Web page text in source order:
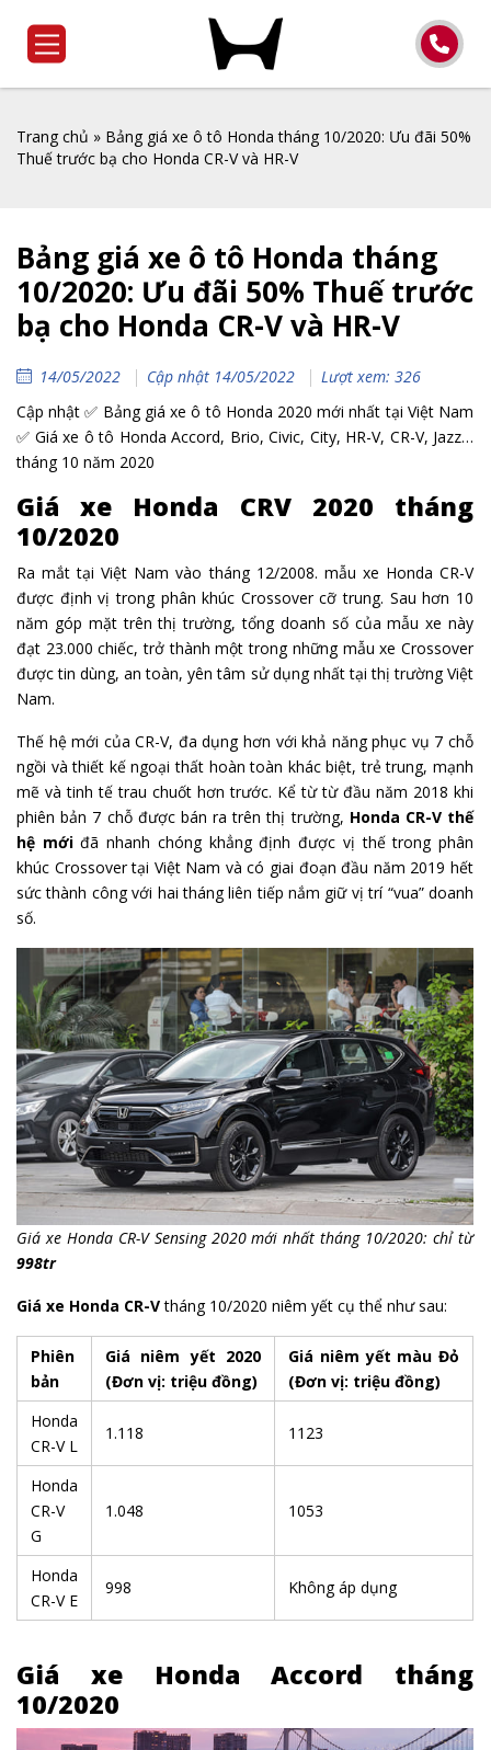
Trang chủ » Bảng giá xe ô tô Honda tháng 10/2020: Ưu đãi 50%
Thuế trước bạ cho Honda CR-V và HR-V
Bảng giá xe ô tô Honda tháng
10/2020: Ưu đãi 50% Thuế trước
bạ cho Honda CR-V và HR-V
14/05/2022 Cập nhật 14/05/2022
Lượt xem: 326
Cập nhật ✅ Bảng giá xe ô tô Honda 2020 mới nhất tại Việt Nam
✅ Giá xe ô tô Honda Accord, Brio, Civic, City, HR-V, CR-V, Jazz…
tháng 10 năm 2020
Giá xe Honda CRV 2020 tháng
10/2020
Ra mắt tại Việt Nam vào tháng 12/2008. mẫu xe Honda CR-V
được định vị trong phân khúc Crossover cỡ trung. Sau hơn 10
năm góp mặt trên thị trường, tổng doanh số của mẫu xe này
đạt 23.000 chiếc, trở thành một trong những mẫu xe Crossover
được tin dùng, an toàn, yên tâm sử dụng nhất tại thị trường Việt
Nam.
Thế hệ mới của CR-V, đa dụng hơn với khả năng phục vụ 7 chỗ
ngồi và thiết kế ngoại thất hoàn toàn khác biệt, trẻ trung, mạnh
mẽ và tinh tế trau chuốt hơn trước. Kể từ từ đầu năm 2018 khi
phiên bản 7 chỗ được bán ra trên thị trường, Honda CR-V thế
hệ mớiđã nhanh chóng khẳng định được vị thế trong phân
khúc Crossover tại Việt Nam và có giai đoạn đầu năm 2019 hết
sức thành công với hai tháng liên tiếp nắm giữ vị trí “vua” doanh
số.
Giá xe Honda CR-V Sensing 2020 mới nhất tháng 10/2020: chỉ từ
998tr
Giá xe Honda CR-Vtháng 10/2020 niêm yết cụ thể như sau:
Phiên
bản
Giá niêm yết 2020
(Đơn vị: triệu đồng)
Giá niêm yết màu Đỏ
(Đơn vị: triệu đồng)
Honda
CR-V L
1.118 1123
Honda
CR-V
G
1.048 1053
Honda
CR-V E
998 Không áp dụng
Giá xe Honda Accord tháng
10/2020